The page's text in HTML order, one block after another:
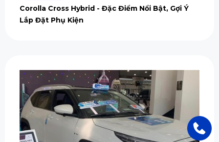
Corolla Cross Hybrid - Đặc Điểm Nổi Bật, Gợi Ý
Lắp Đặt Phụ Kiện